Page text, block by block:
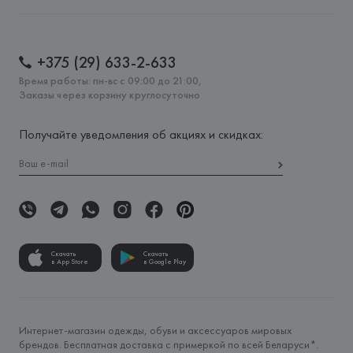
+375 (29) 633-2-633
Время работы: пн-вс с 09:00 до 21:00,
Заказы через корзину круглосуточно
Получайте уведомления об акциях и скидках:
Скачать
в App Store
Скачать
в Google Play
Интернет-магазин одежды, обуви и аксессуаров мировых
брендов. Бесплатная доставка с примеркой по всей Беларуси*.